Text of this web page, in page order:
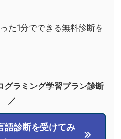
た1分でできる無料診断を
グラミング学習プラン診断
／
語診断を受けてみ